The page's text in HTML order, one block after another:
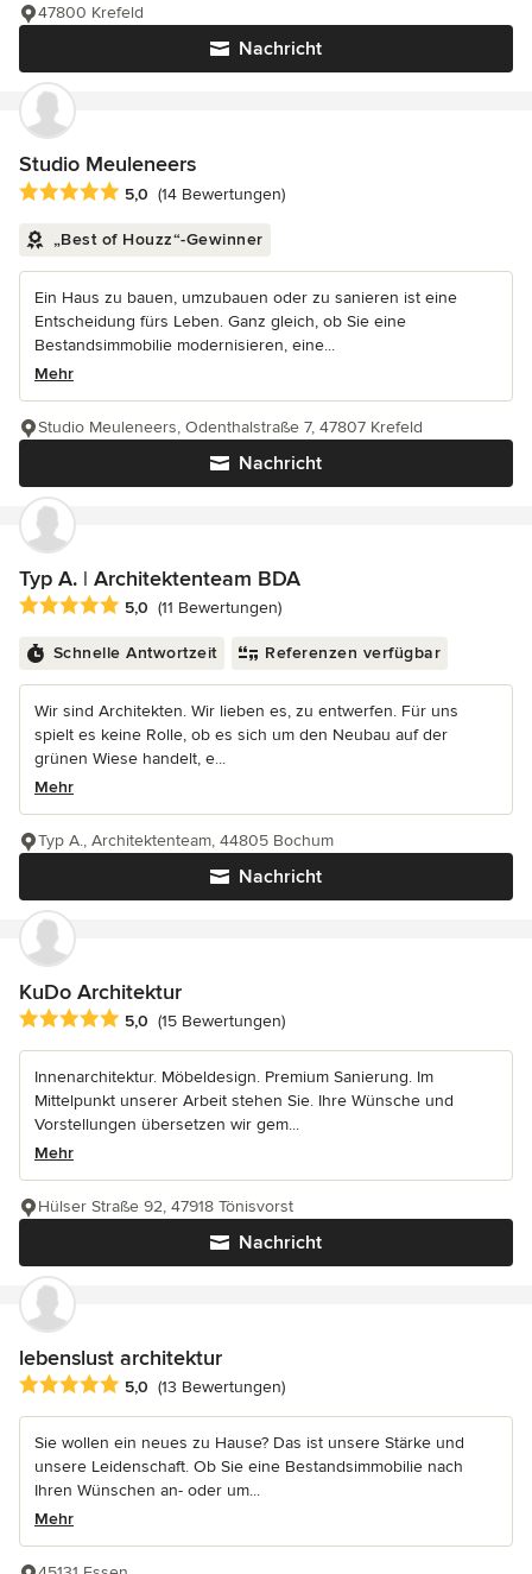
Nachricht
47800 Krefeld
Studio Meuleneers
Durchschnittliche Bewertung: 5 von 5 Sternen
5,0 (14 Bewertungen)
„Best of Houzz“-Gewinner
Ein Haus zu bauen, umzubauen oder zu sanieren ist eine
Entscheidung fürs Leben. Ganz gleich, ob Sie eine
Bestandsimmobilie modernisieren, eine...
Mehr
Nachricht
Studio Meuleneers, Odenthalstraße 7, 47807 Krefeld
Typ A. | Architektenteam BDA
Durchschnittliche Bewertung: 5 von 5 Sternen
5,0 (11 Bewertungen)
Schnelle Antwortzeit Referenzen verfügbar
Wir sind Architekten. Wir lieben es, zu entwerfen. Für uns
spielt es keine Rolle, ob es sich um den Neubau auf der
grünen Wiese handelt, e...
Mehr
Nachricht
Typ A., Architektenteam, 44805 Bochum
KuDo Architektur
Durchschnittliche Bewertung: 5 von 5 Sternen
5,0 (15 Bewertungen)
Innenarchitektur. Möbeldesign. Premium Sanierung. Im
Mittelpunkt unserer Arbeit stehen Sie. Ihre Wünsche und
Vorstellungen übersetzen wir gem...
Mehr
Nachricht
Hülser Straße 92, 47918 Tönisvorst
lebenslust architektur
Durchschnittliche Bewertung: 5 von 5 Sternen
5,0 (13 Bewertungen)
Sie wollen ein neues zu Hause? Das ist unsere Stärke und
unsere Leidenschaft. Ob Sie eine Bestandsimmobilie nach
Ihren Wünschen an- oder um...
Mehr